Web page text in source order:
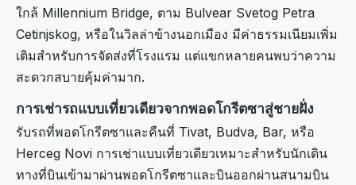
ใกล้ Millennium Bridge, ตาม Bulvear Svetog Petra
Cetinjskog, หรือในวิลล่าข้างนอกเมือง มีค่าธรรมเนียมเพิ่ม
เติมสำหรับการจัดส่งที่โรงแรม แต่แขกหลายคนพบว่าความ
สะดวกสบายคุ้มค่ามาก.
การเช่ารถแบบเที่ยวเดียวจากพอดโกรีตซาสู่ชายฝั่ง
รับรถที่พอดโกรีตซาและคืนที่ Tivat, Budva, Bar, หรือ
Herceg Novi การเช่าแบบเที่ยวเดียวเหมาะสำหรับนักเดิน
ทางที่บินเข้ามาผ่านพอดโกรีตซาและบินออกผ่านสนามบิน